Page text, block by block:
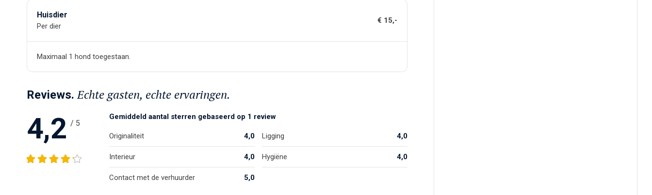
Huisdier
Per dier
€ 15,-
Maximaal 1 hond toegestaan.
Reviews.Echte gasten, echte ervaringen.
4,2 / 5
Gemiddeld aantal sterren gebaseerd op 1 review
Originaliteit 4,0 Ligging 4,0
Interieur 4,0 Hygiëne 4,0
Contact met de verhuurder 5,0